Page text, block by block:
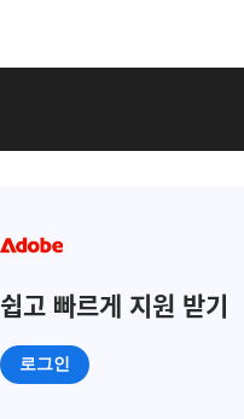
쉽고 빠르게 지원 받기
로그인